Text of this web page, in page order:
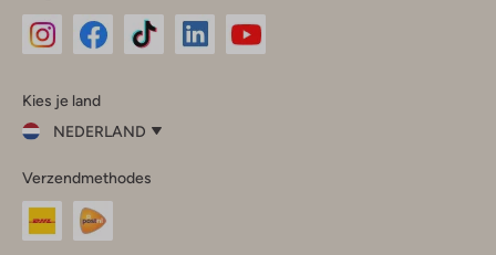
InstagramFacebook
Kies je land
NEDERLAND
je
land
Nederland
Verzendmethodes